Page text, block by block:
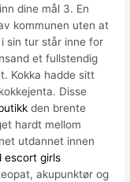
dine mål 3. En
kommunen uten at
sin tur står inne for
et fullstendig
Kokka hadde sitt
Disse
den brente
hardt mellom
utdannet innen
escort girls
akupunktør og